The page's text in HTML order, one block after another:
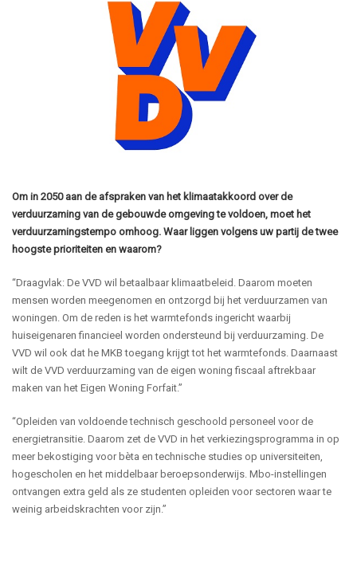
Om in 2050 aan de afspraken van het klimaatakkoord over de
verduurzaming van de gebouwde omgeving te voldoen, moet het
verduurzamingstempo omhoog. Waar liggen volgens uw partij de twee
hoogste prioriteiten en waarom?
“Draagvlak: De VVD wil betaalbaar klimaatbeleid. Daarom moeten
mensen worden meegenomen en ontzorgd bij het verduurzamen van
woningen. Om de reden is het warmtefonds ingericht waarbij
huiseigenaren financieel worden ondersteund bij verduurzaming. De
VVD wil ook dat he MKB toegang krijgt tot het warmtefonds. Daarnaast
wilt de VVD verduurzaming van de eigen woning fiscaal aftrekbaar
maken van het Eigen Woning Forfait.”
“Opleiden van voldoende technisch geschoold personeel voor de
energietransitie. Daarom zet de VVD in het verkiezingsprogramma in op
meer bekostiging voor bèta en technische studies op universiteiten,
hogescholen en het middelbaar beroepsonderwijs. Mbo-instellingen
ontvangen extra geld als ze studenten opleiden voor sectoren waar te
weinig arbeidskrachten voor zijn.”